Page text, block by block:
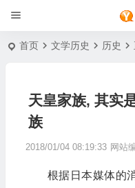
首页 文学历史 历史
天皇家族, 其实
族
2018/01/04 08:19:33 网站
根据日本媒体的